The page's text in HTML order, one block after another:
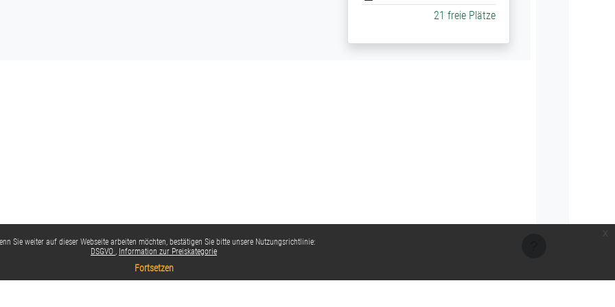
Sie weiter auf dieser Webseite arbeiten möchten, bestätigen Sie bitte unsere Nutzungsrichtlinie:
DSGVO
Information zur Preiskategorie
Fortsetzen
21 freie Plätze